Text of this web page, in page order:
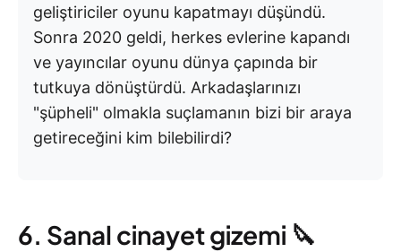
geliştiriciler oyunu kapatmayı düşündü.
Sonra 2020 geldi, herkes evlerine kapandı
ve yayıncılar oyunu dünya çapında bir
tutkuya dönüştürdü. Arkadaşlarınızı
"şüpheli" olmakla suçlamanın bizi bir araya
getireceğini kim bilebilirdi?
6. Sanal cinayet gizemi 🔪